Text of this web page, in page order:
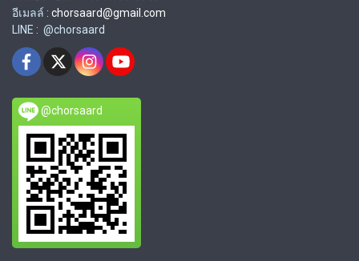
อีเมลล์ : chorsaard@gmail.com
LINE : @chorsaard
@chorsaard